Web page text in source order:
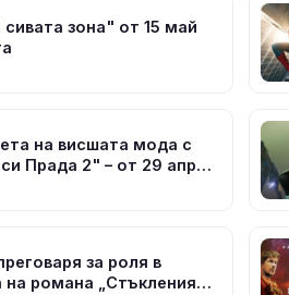
зона" от 15 май
на висшата мода с
Прада 2" – от 29 април
за роля в
на романа „Стъкленият